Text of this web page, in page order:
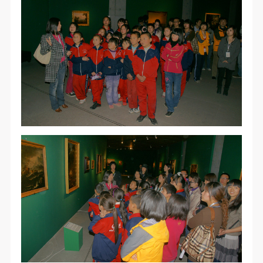
失。活动中任何非事故当事人及美术馆将不承担人身
事故的任何责任。
中央美术学院美术馆肖像权许可使用协议
根据《中华人民共和国广告法》、《中华人民共和国
民法通则》以及 最高人民法院关于贯彻执行 《中华
人民共和国民法通则》若干问题的意见（试行）>的
有关规定，为明确肖像许可方（甲方）和使用方（乙
方）的权利义务关系，经双方友好协商，甲乙双方就
带有甲方肖像的作品的使用达成如下一致协议：
一、 一般约定
（1）、甲方为本协议中的肖像权人，自愿将自己的
肖像权许可乙方作符合本协议约定和法律规定的用
（2）、乙方中央美术学院美术馆是一所具有标志
性、专业性、国际化的现代公共美术馆。中央美术学
院美术馆与时代同行，努力塑造一个开放、自由、学
失。活动中任何非事故当事人及美术馆将不承担人身
事故的任何责任。
中央美术学院美术馆肖像权许可使用协议
根据《中华人民共和国广告法》、《中华人民共和国
民法通则》以及 最高人民法院关于贯彻执行 《中华
人民共和国民法通则》若干问题的意见（试行）>的
有关规定，为明确肖像许可方（甲方）和使用方（乙
方）的权利义务关系，经双方友好协商，甲乙双方就
带有甲方肖像的作品的使用达成如下一致协议：
一、 一般约定
（1）、甲方为本协议中的肖像权人，自愿将自己的
肖像权许可乙方作符合本协议约定和法律规定的用
（2）、乙方中央美术学院美术馆是一所具有标志
性、专业性、国际化的现代公共美术馆。中央美术学
院美术馆与时代同行，努力塑造一个开放、自由、学
失。活动中任何非事故当事人及美术馆将不承担人身
事故的任何责任。
中央美术学院美术馆肖像权许可使用协议
根据《中华人民共和国广告法》、《中华人民共和国
民法通则》以及 最高人民法院关于贯彻执行 《中华
人民共和国民法通则》若干问题的意见（试行）>的
有关规定，为明确肖像许可方（甲方）和使用方（乙
方）的权利义务关系，经双方友好协商，甲乙双方就
带有甲方肖像的作品的使用达成如下一致协议：
一、 一般约定
（1）、甲方为本协议中的肖像权人，自愿将自己的
肖像权许可乙方作符合本协议约定和法律规定的用
（2）、乙方中央美术学院美术馆是一所具有标志
性、专业性、国际化的现代公共美术馆。中央美术学
院美术馆与时代同行，努力塑造一个开放、自由、学